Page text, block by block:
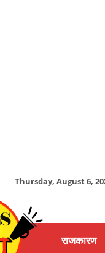
Thursday, August 6,
राजकारण